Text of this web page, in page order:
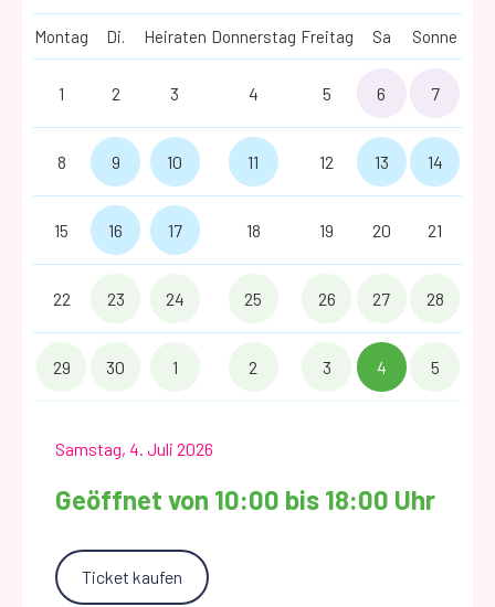
Montag Di. Heiraten Donnerstag Freitag Sa Sonne
1 2 3 4 5 6 7
8 9 10 11 12 13 14
15 16 17 18 19 20 21
22 23 24 25 26 27 28
29 30 1 2 3 4 5
Samstag, 4. Juli 2026
Geöffnet von 10:00 bis 18:00 Uhr
Ticket kaufen